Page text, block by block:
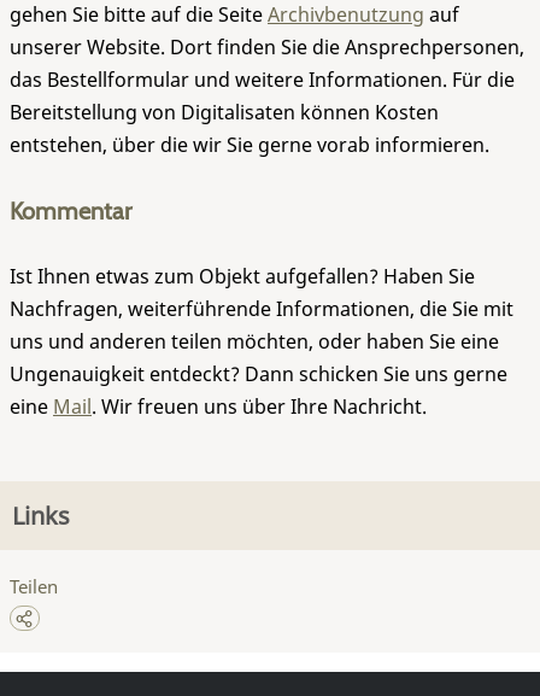
gehen Sie bitte auf die SeiteArchivbenutzung auf
unserer Website. Dort finden Sie die Ansprechpersonen,
das Bestellformular und weitere Informationen. Für die
Bereitstellung von Digitalisaten können Kosten
entstehen, über die wir Sie gerne vorab informieren.
Kommentar
Ist Ihnen etwas zum Objekt aufgefallen? Haben Sie
Nachfragen, weiterführende Informationen, die Sie mit
uns und anderen teilen möchten, oder haben Sie eine
Ungenauigkeit entdeckt? Dann schicken Sie uns gerne
eine Mail. Wir freuen uns über Ihre Nachricht.
Links
Teilen